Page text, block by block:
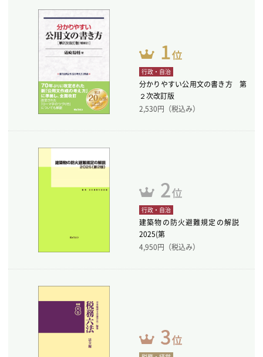
行政・自治
分かりやすい公用文の書き方 第
２次改訂版
2,530円（税込み）
行政・自治
建築物の防火避難規定の解説
2025(第
4,950円（税込み）